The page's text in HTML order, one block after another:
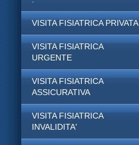
VISITA FISIATRICA PRIVATA
VISITA FISIATRICA
URGENTE
VISITA FISIATRICA
ASSICURATIVA
VISITA FISIATRICA
INVALIDITA'